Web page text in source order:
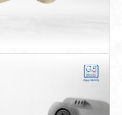
en fracturas segmentarias